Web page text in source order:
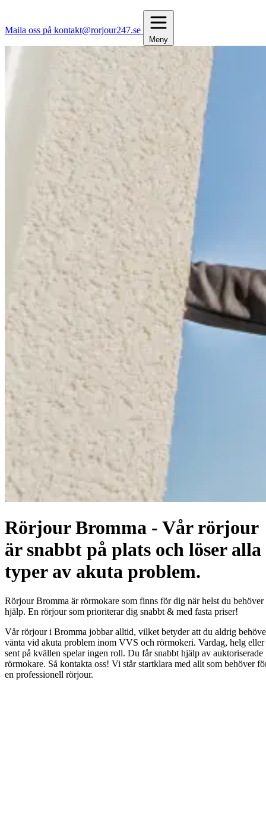
Maila oss på kontakt@rorjour247.se
Meny
Rörjour Bromma - Vår rörjour
är snabbt på plats och löser alla
typer av akuta problem.
Rörjour Bromma är rörmokare som finns för dig när helst du behöver
hjälp. En rörjour som prioriterar dig snabbt & med fasta priser!
Vår rörjour i Bromma jobbar alltid, vilket betyder att du aldrig
vänta vid akuta problem inom VVS och rörmokeri. Vardag, helg eller
sent på kvällen spelar ingen roll. Du får snabbt hjälp av auktoriserade
rörmokare. Så kontakta oss! Vi står startklara med allt som behöver
en professionell rörjour.